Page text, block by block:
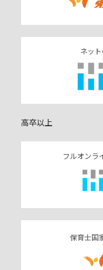
ネッ
高卒以上
フルオンラ
保育士国